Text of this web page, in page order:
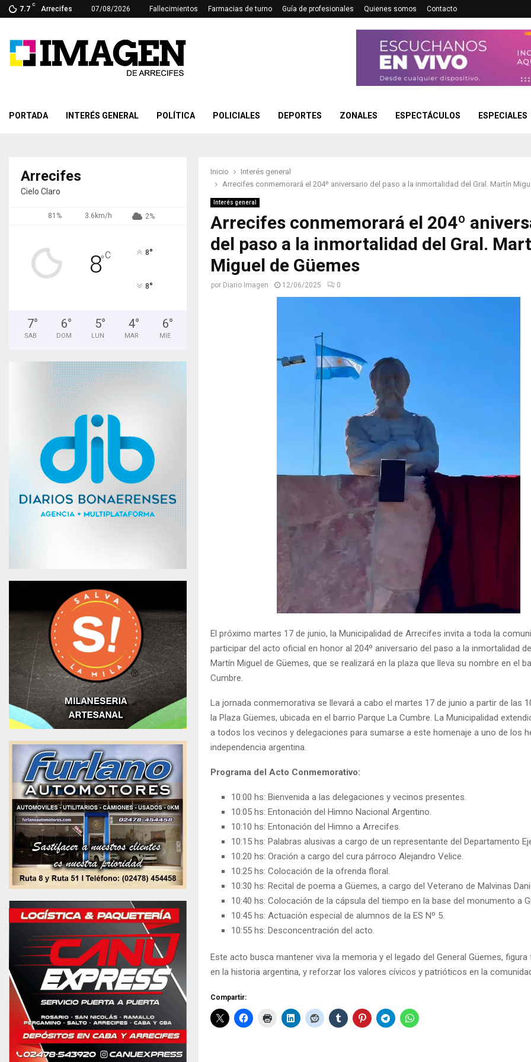
7.7
C
Arrecifes 07/08/2026 Fallecimientos Farmacias de turno Guía de profesionales Quienes somos Contacto
PORTADA INTERÉS GENERAL POLÍTICA POLICIALES DEPORTES ZONALES ESPECTÁCULOS ESPECIALES
Inicio
Interés general
Arrecifes conmemorará el 204º aniversario del paso a la inmortalidad del Gral. Martín
Interés general
Arrecifes conmemorará el 204º
del paso a la inmortalidad del Gral.
Miguel de Güemes
por Diario Imagen 12/06/2025 0
El próximo martes 17 de junio, la Municipalidad de Arrecifes invita a toda la
participar del acto oficial en honor al 204º aniversario del paso a la inmortalidad
Martín Miguel de Güemes, que se realizará en la plaza que lleva su nombre en el
Cumbre.
La jornada conmemorativa se llevará a cabo el martes 17 de junio a partir de las
la Plaza Güemes, ubicada en el barrio Parque La Cumbre. La Municipalidad
a todos los vecinos y delegaciones para sumarse a este homenaje a uno de los
independencia argentina.
Programa del Acto Conmemorativo:
10:00 hs: Bienvenida a las delegaciones y vecinos presentes.
10:05 hs: Entonación del Himno Nacional Argentino.
10:10 hs: Entonación del Himno a Arrecifes.
10:15 hs: Palabras alusivas a cargo de un representante del Departamento
10:20 hs: Oración a cargo del cura párroco Alejandro Velice.
10:25 hs: Colocación de la ofrenda floral.
10:30 hs: Recital de poema a Güemes, a cargo del Veterano de Malvinas
10:40 hs: Colocación de la cápsula del tiempo en la base del monumento a
10:45 hs: Actuación especial de alumnos de la ES Nº 5.
10:55 hs: Desconcentración del acto.
Este acto busca mantener viva la memoria y el legado del General Güemes,
en la historia argentina, y reforzar los valores cívicos y patrióticos en la
Compartir:
Arrecifes
Cielo Claro
81% 3.6km/h 2%
8°C 8°
8°
7°
SAB
6°
DOM
5°
LUN
4°
MAR
6°
MIE